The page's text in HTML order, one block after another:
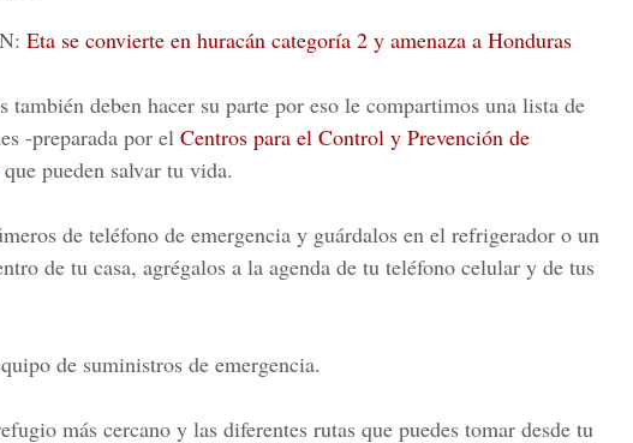
Eta se convierte en huracán categoría 2 y amenaza a Honduras
también deben hacer su parte por eso le compartimos una lista de
-preparada por el Centros para el Control y Prevención de
pueden salvar tu vida.
de teléfono de emergencia y guárdalos en el refrigerador o un
de tu casa, agrégalos a la agenda de tu teléfono celular y de tus
de suministros de emergencia.
más cercano y las diferentes rutas que puedes tomar desde tu